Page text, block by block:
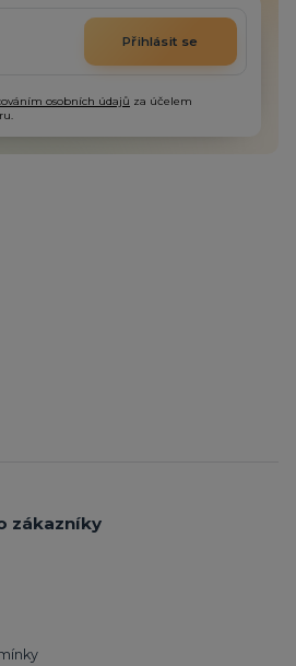
Přihlásit se
osobních údajů za účelem
zákazníky